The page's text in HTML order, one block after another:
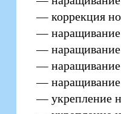
— коррекция
—
— наращивание
—
— наращивание
— укрепление